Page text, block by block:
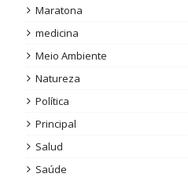
Maratona
medicina
Meio Ambiente
Natureza
Política
Principal
Salud
Saúde